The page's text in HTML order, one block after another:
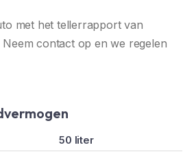
met het tellerrapport van
contact op en we regelen
50 liter